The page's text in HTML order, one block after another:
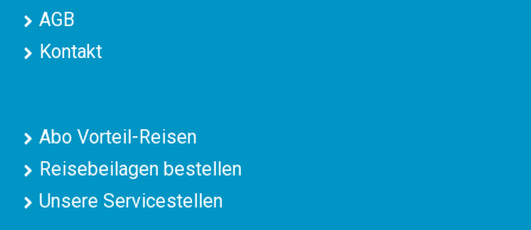
AGB
Kontakt
Abo Vorteil-Reisen
Reisebeilagen bestellen
Unsere Servicestellen